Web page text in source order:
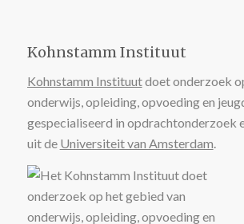
Kohnstamm Instituut
Kohnstamm Instituutdoet onderzoek
onderwijs, opleiding, opvoeding en
gespecialiseerd in opdrachtonderzoek
uit de Universiteit van Amsterdam.